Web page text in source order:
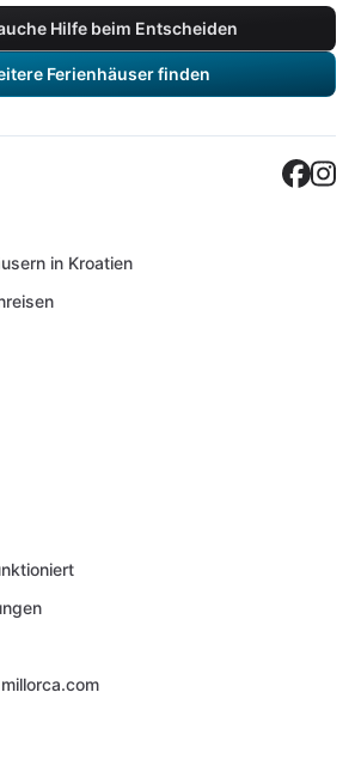
Hilfe beim Entscheiden
Ferienhäuser finden
in Kroatien